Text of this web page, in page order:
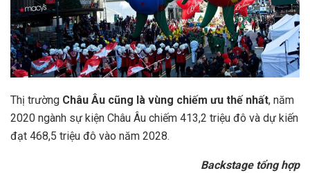
Thị trường Châu Âu cũng là vùng chiếm ưu thế nhất, năm
2020 ngành sự kiện Châu Âu chiếm 413,2 triệu đô và dự kiến
đạt 468,5 triệu đô vào năm 2028.
Backstage tổng hợp